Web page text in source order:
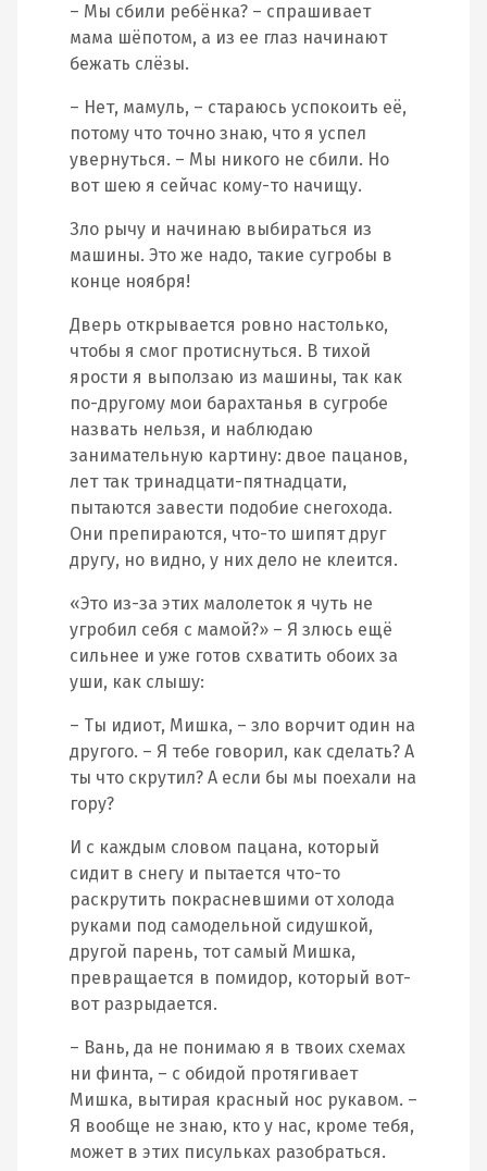
– Мы сбили ребёнка? – спрашивает
мама шёпотом, а из ее глаз начинают
бежать слёзы.
– Нет, мамуль, – стараюсь успокоить её,
потому что точно знаю, что я успел
увернуться. – Мы никого не сбили. Но
вот шею я сейчас кому-то начищу.
Зло рычу и начинаю выбираться из
машины. Это же надо, такие сугробы в
конце ноября!
Дверь открывается ровно настолько,
чтобы я смог протиснуться. В тихой
ярости я выползаю из машины, так как
по-другому мои барахтанья в сугробе
назвать нельзя, и наблюдаю
занимательную картину: двое пацанов,
лет так тринадцати-пятнадцати,
пытаются завести подобие снегохода.
Они препираются, что-то шипят друг
другу, но видно, у них дело не клеится.
«Это из-за этих малолеток я чуть не
угробил себя с мамой?» – Я злюсь ещё
сильнее и уже готов схватить обоих за
уши, как слышу:
– Ты идиот, Мишка, – зло ворчит один на
другого. – Я тебе говорил, как сделать? А
ты что скрутил? А если бы мы поехали на
гору?
И с каждым словом пацана, который
сидит в снегу и пытается что-то
раскрутить покрасневшими от холода
руками под самодельной сидушкой,
другой парень, тот самый Мишка,
превращается в помидор, который вот-
вот разрыдается.
– Вань, да не понимаю я в твоих схемах
ни финта, – с обидой протягивает
Мишка, вытирая красный нос рукавом. –
Я вообще не знаю, кто у нас, кроме тебя,
может в этих писульках разобраться.